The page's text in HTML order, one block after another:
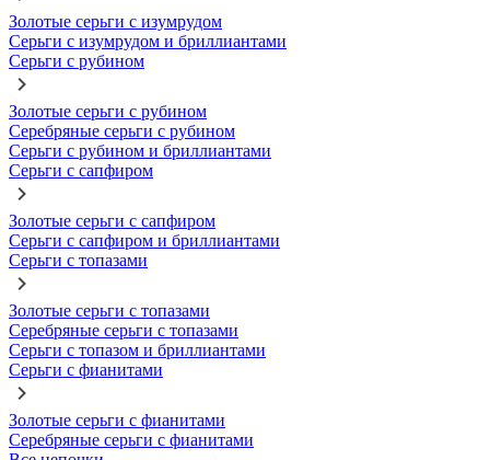
Золотые серьги с изумрудом
Серьги с изумрудом и бриллиантами
Серьги с рубином
Золотые серьги с рубином
Серебряные серьги с рубином
Серьги с рубином и бриллиантами
Серьги с сапфиром
Золотые серьги с сапфиром
Серьги с сапфиром и бриллиантами
Серьги с топазами
Золотые серьги с топазами
Серебряные серьги с топазами
Серьги с топазом и бриллиантами
Серьги с фианитами
Золотые серьги с фианитами
Серебряные серьги с фианитами